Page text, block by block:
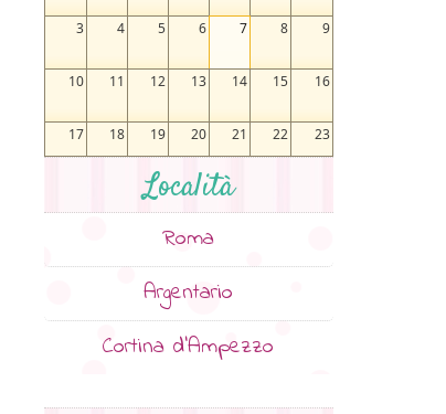
3 4 5 6 7 8 9
10 11 12 13 14 15 16
17 18 19 20 21 22 23
26 27 28
2 3
Località
Roma
Argentario
Cortina d’Ampezzo